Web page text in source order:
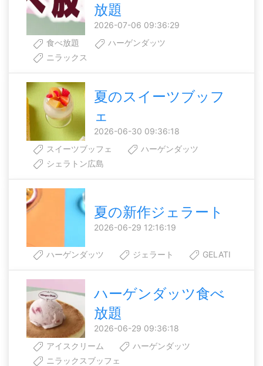
放題
2026-07-06 09:36:29
食べ放題
ハーゲンダッツ
ニラックス
夏のスイーツブッフ
ェ
2026-06-30 09:36:18
スイーツブッフェ
ハーゲンダッツ
シェラトン広島
夏の新作ジェラート
2026-06-29 12:16:19
ハーゲンダッツ ジェラート GELATI
ハーゲンダッツ食べ
放題
2026-06-29 09:36:18
アイスクリーム
ハーゲンダッツ
ニラックスブッフェ